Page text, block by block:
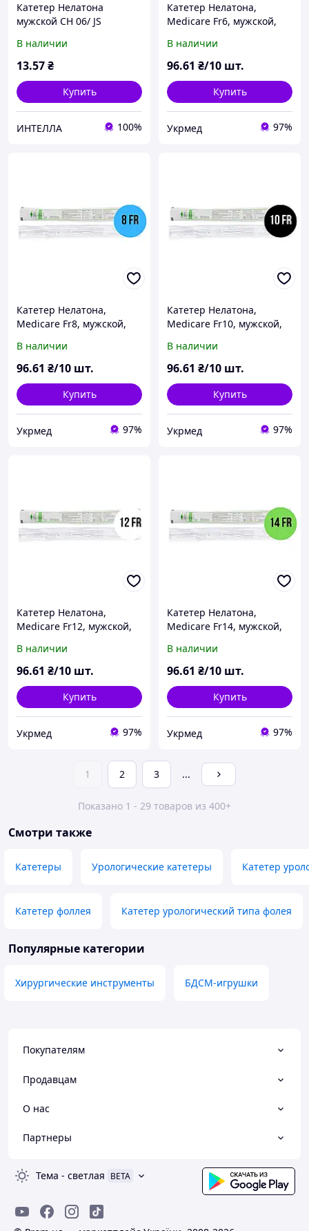
Катетер Нелатона
мужской CH 06/ JS
В наличии
13.57₴
Купить
ИНТЕЛЛА 100%
Катетер Нелатона,
Medicare Fr6, мужской,
В наличии
96.61 ₴/10 шт.
Купить
Укрмед 97%
Катетер Нелатона,
Medicare Fr8, мужской,
В наличии
96.61 ₴/10 шт.
Купить
Укрмед 97%
Катетер Нелатона,
Medicare Fr10, мужской,
В наличии
96.61 ₴/10 шт.
Купить
Укрмед 97%
Катетер Нелатона,
Medicare Fr12, мужской,
В наличии
96.61 ₴/10 шт.
Купить
Укрмед 97%
Катетер Нелатона,
Medicare Fr14, мужской,
В наличии
96.61 ₴/10 шт.
Купить
Укрмед 97%
1 2 3 ...
Показано 1 - 29 товаров из 400+
Смотри также
Катетеры Урологические катетеры Катетер
Катетер фоллея Катетер урологический типа фолея
Популярные категории
Хирургические инструменты БДСМ-игрушки
Покупателям
Продавцам
О нас
Партнеры
Тема - светлая BETA